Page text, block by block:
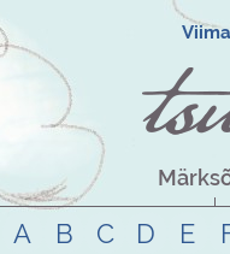
A B C D E